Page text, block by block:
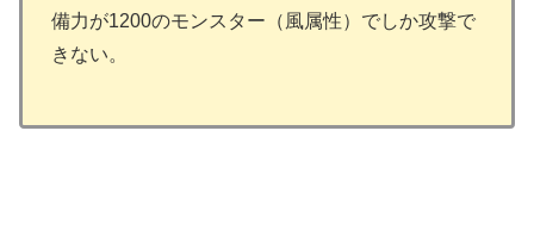
備力が1200のモンスター（風属性）でしか攻撃で
きない。